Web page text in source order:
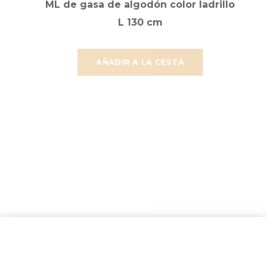
AÑADIR A LA CESTA
ML de gasa de algodón color ladrillo
L 130 cm